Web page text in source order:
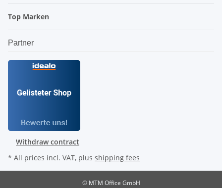
Top Marken
Partner
Withdraw contract
* All prices incl. VAT, plus shipping fees
© MTM Office GmbH